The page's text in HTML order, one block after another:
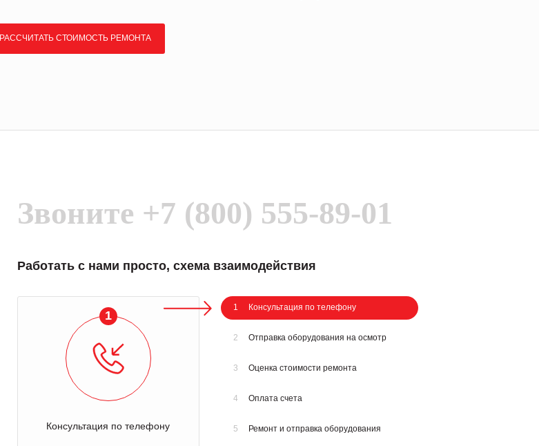
РАССЧИТАТЬ СТОИМОСТЬ РЕМОНТА
Звоните +7 (800) 555-89-01
Работать с нами просто, схема взаимодействия
1
Консультация по телефону
1 Консультация по телефону
2 Отправка оборудования на осмотр
3 Оценка стоимости ремонта
4 Оплата счета
5 Ремонт и отправка оборудования